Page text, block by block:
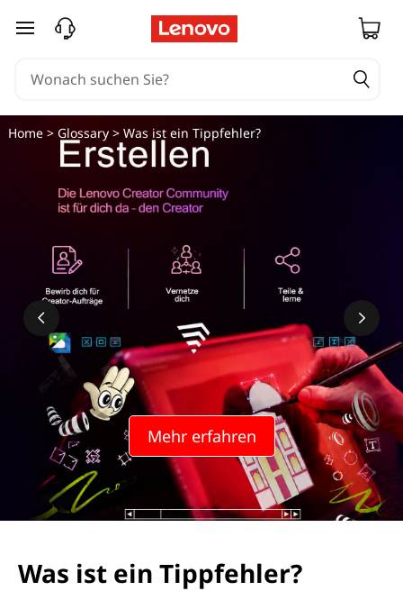
W
f
zum Hauptinhalt springen
Mehr erfahren
Home> Glossary> Was ist ein Tippfehler?
Was ist ein Tippfehler?